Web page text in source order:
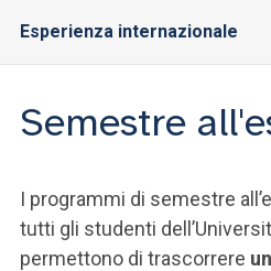
Esperienza internazionale
Semestre
I programmi di semestre
tutti gli studenti
permettono di trascorrere